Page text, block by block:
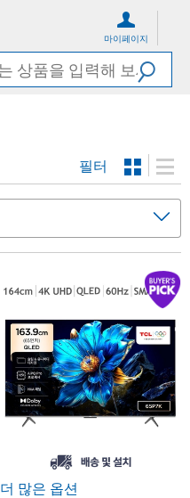
마이페이지
필터
더 많은 옵션